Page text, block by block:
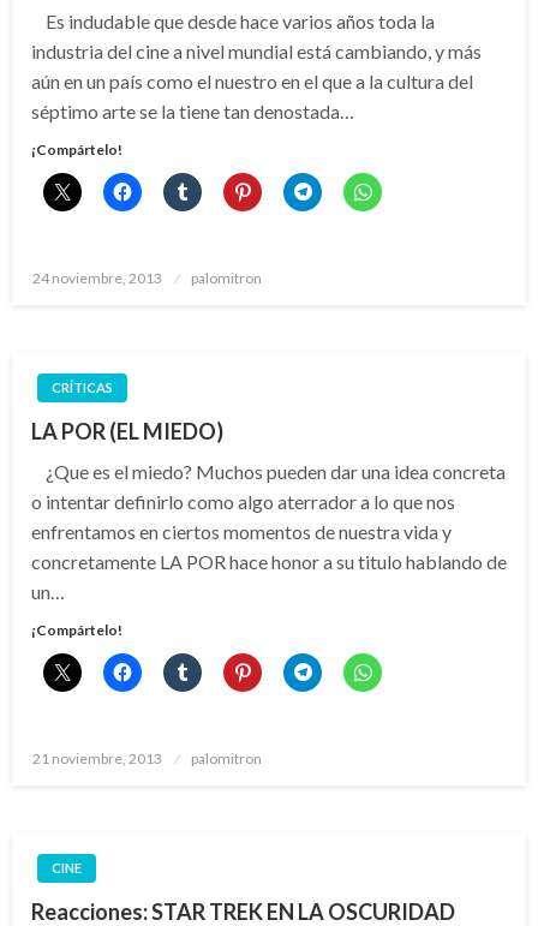
Es indudable que desde hace varios años toda la
industria del cine a nivel mundial está cambiando, y más
aún en un país como el nuestro en el que a la cultura del
séptimo arte se la tiene tan denostada…
¡Compártelo!
Publicado
24 noviembre, 2013 palomitron
CRÍTICAS
LA POR (EL MIEDO)
¿Que es el miedo? Muchos pueden dar una idea concreta
o intentar definirlo como algo aterrador a lo que nos
enfrentamos en ciertos momentos de nuestra vida y
concretamente LA POR hace honor a su titulo hablando de
un…
¡Compártelo!
Publicado
21 noviembre, 2013 palomitron
CINE
Reacciones: STAR TREK EN LA OSCURIDAD